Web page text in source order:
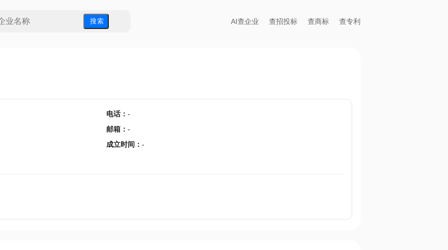
搜 索 AI查企业 查招投标 查商标 查专利
电话： -
邮箱 ： -
成立时间 ： -